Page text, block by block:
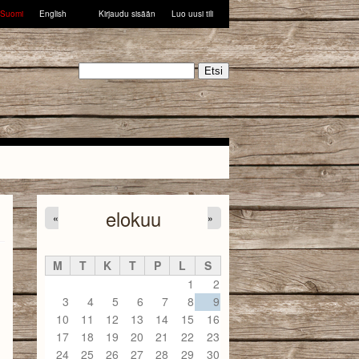
Suomi English Kirjaudu sisään Luo uusi tili
elokuu
« »
M T K T P L
S
1
2
3
4 5 6 7 8
9
10
11 12 13 14 15
16
17
18 19 20 21 22
23
24
25 26 27 28 29 30